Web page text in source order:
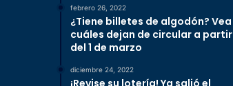
febrero 26, 2022
¿Tiene billetes de algodón? Vea
cuáles dejan de circular a partir
del 1 de marzo
diciembre 24, 2022
¡Revise su lotería! Ya salió el